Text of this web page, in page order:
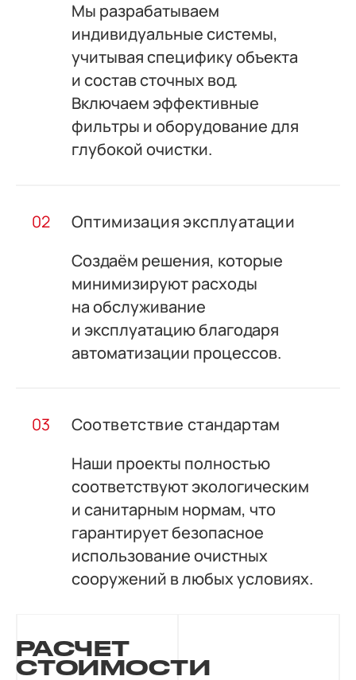
Мы разрабатываем
индивидуальные системы,
учитывая специфику объекта
и состав сточных вод.
Включаем эффективные
фильтры и оборудование для
глубокой очистки.
Оптимизация эксплуатации
Создаём решения, которые
минимизируют расходы
на обслуживание
и эксплуатацию благодаря
автоматизации процессов.
Соответствие стандартам
Наши проекты полностью
соответствуют экологическим
и санитарным нормам, что
гарантирует безопасное
использование очистных
сооружений в любых условиях.
РАСЧЕТ
СТОИМОСТИ